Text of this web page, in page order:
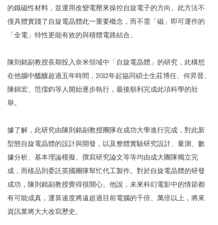
的鐵磁性材料，並運用改變電壓來操控自旋電子的方向。此方法不
僅具體實踐了自旋電晶體此一重要概念，而不需「磁」即可運作的
「全電」特性更能有效的與積體電路結合。
陳則銘副教授長期投入奈米領域中「自旋電晶體」的研究，此構想
在他腦中醞釀超過五年時間，2012年起協同碩士生莊博任、何昇晉、
陳錦宏、范儒鈞等人開始逐步執行，最後順利完成此項科學的壯
舉。
據了解，此研究由陳則銘副教授團隊在成功大學進行完成，對此新
型態自旋電晶體的設計與開發，以及整體實驗研究設計、量測、數
據分析、基本理論模擬、撰寫研究論文等等均由成大團隊獨立完
成，而樣品則委託英國團隊幫忙代工製作。對於自旋電晶體的研發
成功，陳則銘副教授覺得很開心。他說，未來科幻電影中的情節都
有可能成真，運算速度將遠超過目前電腦的千倍、萬倍以上，將來
資訊業將大大改寫歷史。